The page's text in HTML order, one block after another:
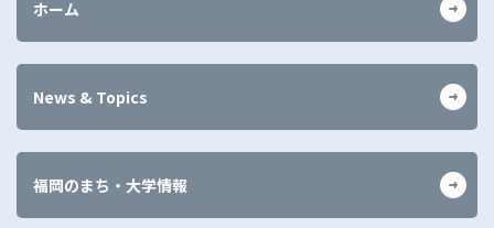
ホーム
News & Topics
福岡のまち・大学情報